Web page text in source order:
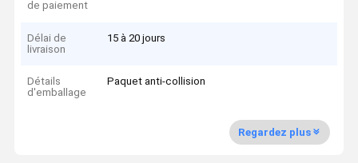
de paiement
Délai de
livraison
15 à 20 jours
Détails
d'emballage
Paquet anti-collision
Regardez plus